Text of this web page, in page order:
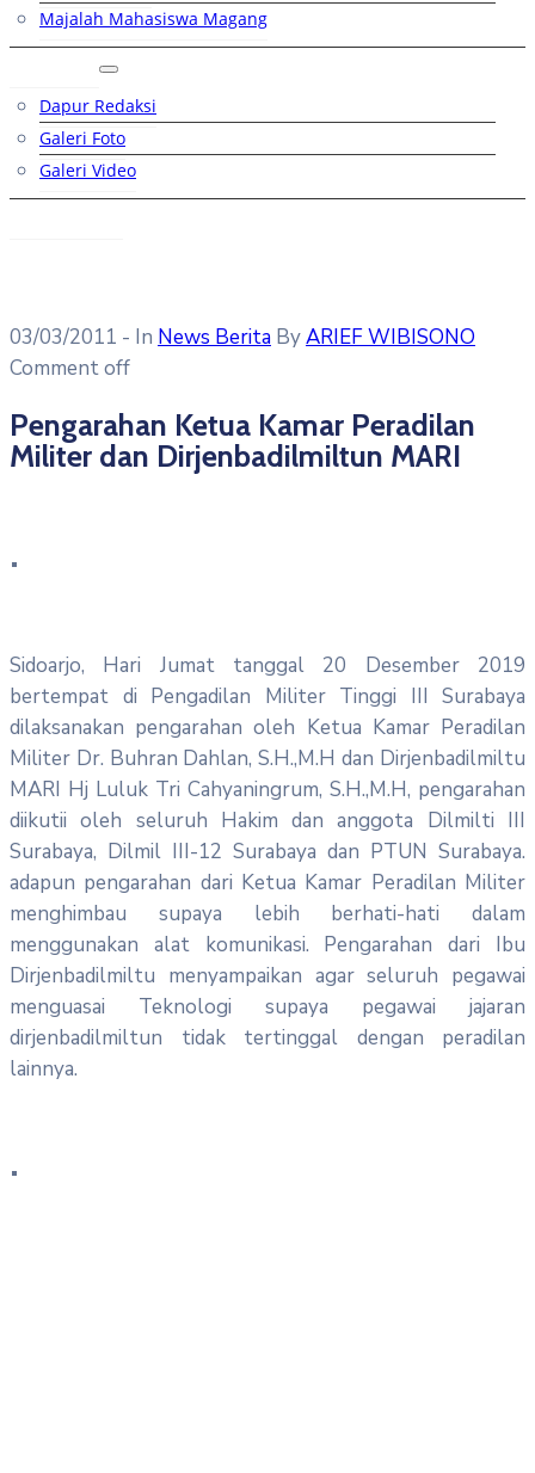
Majalah Mahasiswa Magang
Dapur Redaksi
Galeri Foto
Galeri Video
03/03/2011 - In News Berita ByARIEF WIBISONO
Comment off
Pengarahan Ketua Kamar Peradilan
Militer dan Dirjenbadilmiltun MARI
Sidoarjo, Hari Jumat tanggal 20 Desember 2019
bertempat di Pengadilan Militer Tinggi III Surabaya
dilaksanakan pengarahan oleh Ketua Kamar Peradilan
Militer Dr. Buhran Dahlan, S.H.,M.H dan Dirjenbadilmiltu
MARI Hj Luluk Tri Cahyaningrum, S.H.,M.H, pengarahan
diikutii oleh seluruh Hakim dan anggota Dilmilti III
Surabaya, Dilmil III-12 Surabaya dan PTUN Surabaya.
adapun pengarahan dari Ketua Kamar Peradilan Militer
menghimbau supaya lebih berhati-hati dalam
menggunakan alat komunikasi. Pengarahan dari Ibu
Dirjenbadilmiltu menyampaikan agar seluruh pegawai
menguasai Teknologi supaya pegawai jajaran
dirjenbadilmiltun tidak tertinggal dengan peradilan
lainnya.